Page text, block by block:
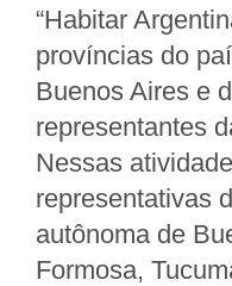
“Habitar
províncias do
Buenos Aires e
representantes
Nessas
representativas
autônoma de
Formosa,